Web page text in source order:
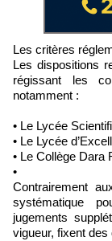
Les critères
Les dispositions
régissant les
notamment :
• Le Lycée
• Le Lycée
• Le Collège Dara
•
Contrairement
systématique
jugements
vigueur, fixent des